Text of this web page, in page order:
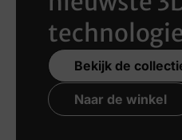
technologie
Bekijk de
Naar de winkel